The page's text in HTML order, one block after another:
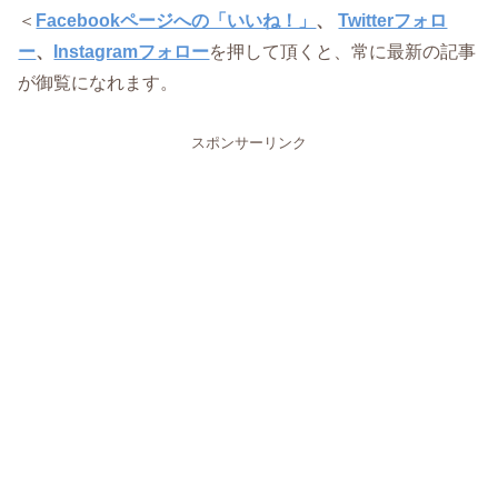
＜ Facebookページへの「いいね！」 、Twitterフォロ
ー、 Instagramフォローを押して頂くと、常に最新の記事
が御覧になれます。
スポンサーリンク